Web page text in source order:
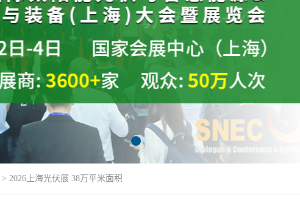
> 2026上海光伏展 38万平米面积